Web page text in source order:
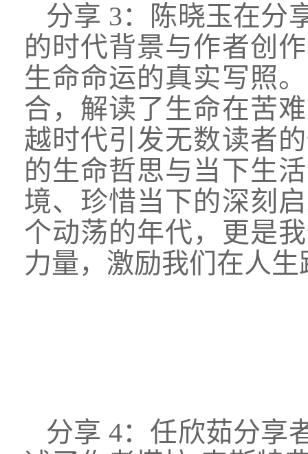
分享 3：陈晓玉在分
的时代背景与作者创
生命命运的真实写照
合，解读了生命在苦
越时代引发无数读者
的生命哲思与当下生
境、珍惜当下的深刻
个动荡的年代，更是
力量，激励我们在人
分享 4：任欣茹分享